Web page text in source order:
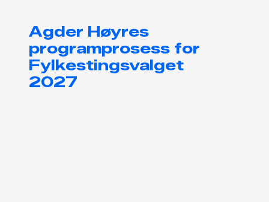
Agder Høyres
programprosess for
Fylkestingsvalget
2027